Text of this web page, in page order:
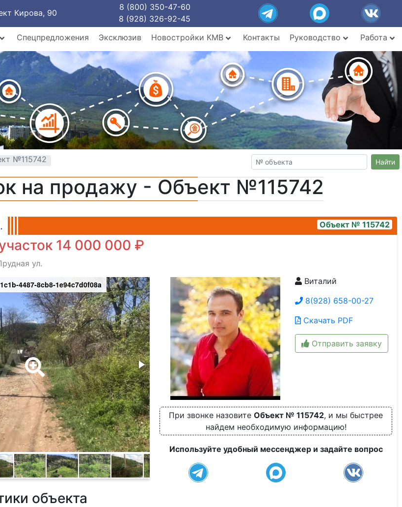
Кирова, 90
8 (800) 350-47-60
8 (928) 326-92-45
Спецпредложения Эксклюзив Новостройки КМВ Контакты Руководство Работа
№115742 Найти
на продажу - Объект №115742
Объект № 115742
14 000 000 ₽
ул.
4487-8cb8-1e94c7d0f08a 4d4fe646-70ea-4f7f-aafa-623c3de1099c
Виталий
8(928) 658-00-27
Скачать PDF
Отправить заявку
При звонке назовите Объект № 115742, и мы быстрее
найдем необходимую информацию!
Используйте удобный мессенджер и задайте вопрос
объекта